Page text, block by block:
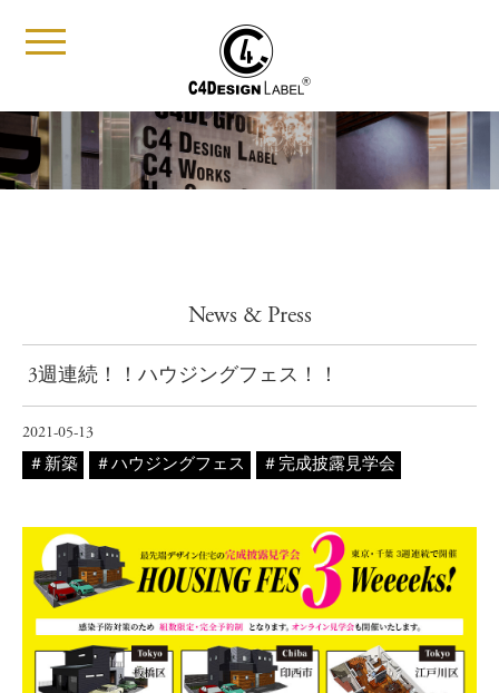
t
o
l
e
n
a
n
News & Press
3週連続！！ハウジングフェス！！
2021-05-13
新築 ハウジングフェス 完成披露見学会